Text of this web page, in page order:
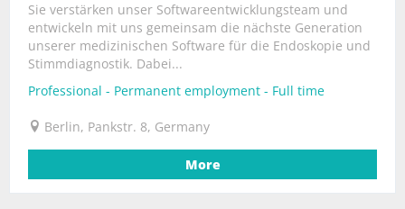
Sie verstärken unser Softwareentwicklungsteam und
entwickeln mit uns gemeinsam die nächste Generation
unserer medizinischen Software für die Endoskopie und
Stimmdiagnostik. Dabei...
Professional - Permanent employment - Full time
Berlin, Pankstr. 8, Germany
More